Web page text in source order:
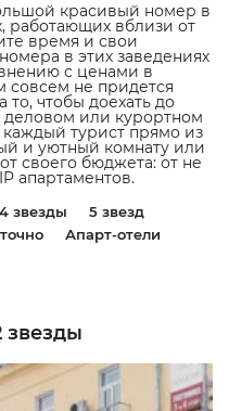
красивый номер в
работающих вблизи от
время и свои
в этих заведениях
с ценами в
совсем не придется
то, чтобы доехать до
деловом или курортном
каждый турист прямо из
и уютный комнату или
своего бюджета: от не
апартаментов.
4 звезды
5 звезд
Апарт-отели
звезды